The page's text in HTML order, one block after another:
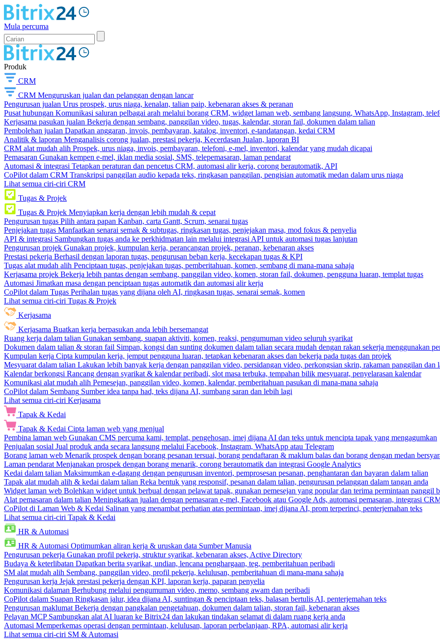
Mula percuma
Produk
CRM
CRM Menguruskan jualan dan pelanggan dengan lancar
Pengurusan jualan Urus prospek, urus niaga, kenalan, talian paip, kebenaran akses & peranan
Pusat hubungan Komunikasi saluran pelbagai arah melalui borang CRM, widget laman web, sembang langsung, WhatsApp, Instagram,
Kerjasama pasukan jualan Bekerja dengan sembang, panggilan video, tugas, kalendar, storan fail, dokumen dalam talian
Pembolehan jualan Dapatkan anggaran, invois, pembayaran, katalog, inventori, e-tandatangan, kedai CRM
Analitik & laporan Menganalisis corong jualan, prestasi pekerja, Kecerdasan Jualan, laporan BI
CRM alat mudah alih Prospek, urus niaga, invois, pembayaran, telefoni, e-mel, inventori, kalendar yang mudah dicapai
Pemasaran Gunakan kempen e-mel, iklan media sosial, SMS, telepemasaran, laman pendarat
Automasi & integrasi Tetapkan peraturan dan pencetus CRM, automasi alir kerja, corong berautomatik, API
CoPilot dalam CRM Transkripsi panggilan audio kepada teks, ringkasan panggilan, pengisian automatik medan dalam urus niaga
Lihat semua ciri-ciri CRM
Tugas & Projek
Tugas & Projek Menyiapkan kerja dengan lebih mudah & cepat
Pengurusan tugas Pilih antara papan Kanban, carta Gantt, Scrum, senarai tugas
Penjejakan tugas Manfaatkan senarai semak & subtugas, ringkasan tugas, penjejakan masa, mod fokus & penyelia
API & integrasi Sambungkan tugas anda ke perkhidmatan lain melalui integrasi API untuk automasi tugas lanjutan
Pengurusan projek Gunakan projek, kumpulan kerja, perancangan projek, peranan, kebenaran akses
Prestasi pekerja Berhasil dengan laporan tugas, pengurusan beban kerja, kecekapan tugas & KPI
Tugas alat mudah alih Penciptaan tugas, penjejakan tugas, pemberitahuan, komen, sembang di mana-mana sahaja
Kerjasama projek Bekerja lebih pantas dengan sembang, panggilan video, komen, storan fail, dokumen, pengguna luaran, templat tugas
Automasi Jimatkan masa dengan penciptaan tugas automatik dan automasi alir kerja
CoPilot dalam Tugas Perihalan tugas yang dijana oleh AI, ringkasan tugas, senarai semak, komen
Lihat semua ciri-ciri Tugas & Projek
Kerjasama
Kerjasama Buatkan kerja berpasukan anda lebih bersemangat
Ruang kerja dalam talian Gunakan sembang, suapan aktiviti, komen, reaksi, pengumuman video seluruh syarikat
Dokumen dalam talian & storan fail Simpan, kongsi dan sunting dokumen dalam talian secara mudah dengan rakan sekerja menggunakan
Kumpulan kerja Cipta kumpulan kerja, jemput pengguna luaran, tetapkan kebenaran akses dan bekerja pada tugas dan projek
Mesyuarat dalam talian Lakukan lebih banyak kerja dengan panggilan video, persidangan video, perkongsian skrin, rakaman panggilan dan
Kalendar berkongsi Rancang dengan syarikat & kalendar peribadi, slot masa terbuka, tempahan bilik mesyuarat, penyelarasan kalendar
Komunikasi alat mudah alih Pemesejan, panggilan video, komen, kalendar, pemberitahuan pasukan di mana-mana sahaja
CoPilot dalam Sembang Sumber idea tanpa had, teks dijana AI, sumbang saran dan lebih lagi
Lihat semua ciri-ciri Kerjasama
Tapak & Kedai
Tapak & Kedai Cipta laman web yang menjual
Pembina laman web Gunakan CMS percuma kami, templat, pengehosan, imej dijana AI dan teks untuk mencipta tapak yang mengagumkan
Penjualan sosial Jual produk anda secara langsung melalui Facebook, Instagram, WhatsApp atau Telegram
Borang laman web Menarik prospek dengan borang pesanan tersuai, borang pendaftaran & maklum balas dan borang dengan medan
Laman pendarat Menjanakan prospek dengan borang menarik, corong berautomatik dan integrasi Google Analytics
Kedai dalam talian Maksimumkan e-dagang dengan pengurusan inventori, pemprosesan pesanan, penghantaran dan bayaran dalam talian
Tapak alat mudah alih & kedai dalam talian Reka bentuk yang responsif, pesanan dalam talian, pengurusan pelanggan dalam tangan anda
Widget laman web Bolehkan widget untuk berbual dengan pelawat tapak, gunakan pemesejan yang popular dan terima permintaan panggil
Alat pemasaran dalam talian Meningkatkan jualan dengan pemasaran e-mel, Facebook atau Google Ads, automasi pemasaran, integrasi
CoPilot di Laman Web & Kedai Salinan yang menambat perhatian atas permintaan, imej dijana AI, prom terperinci, penterjemahan teks
Lihat semua ciri-ciri Tapak & Kedai
HR & Automasi
HR & Automasi Optimumkan aliran kerja & uruskan data Sumber Manusia
Pengurusan pekerja Gunakan profil pekerja, struktur syarikat, kebenaran akses, Active Directory
Budaya & keterlibatan Dapatkan berita syarikat, undian, lencana penghargaan, teg, pemberitahuan peribadi
SM alat mudah alih Sembang, panggilan video, profil pekerja, kelulusan, pemberitahuan di mana-mana sahaja
Pengurusan kerja Jejak prestasi pekerja dengan KPI, laporan kerja, paparan penyelia
Komunikasi dalaman Berhubung melalui pengumuman video, memo, sembang awam dan peribadi
CoPilot dalam Suapan Ringkasan jalur, idea dijana AI, suntingan & penciptaan teks, balasan bertulis AI, penterjemahan teks
Pengurusan maklumat Bekerja dengan pangkalan pengetahuan, dokumen dalam talian, storan fail, kebenaran akses
Pelayan MCP Sambungkan alat AI luaran ke Bitrix24 dan lakukan tindakan selamat di dalam ruang kerja anda
Automasi Memperkemas operasi dengan permintaan, kelulusan, laporan perbelanjaan, RPA, automasi alir kerja
Lihat semua ciri-ciri SM & Automasi